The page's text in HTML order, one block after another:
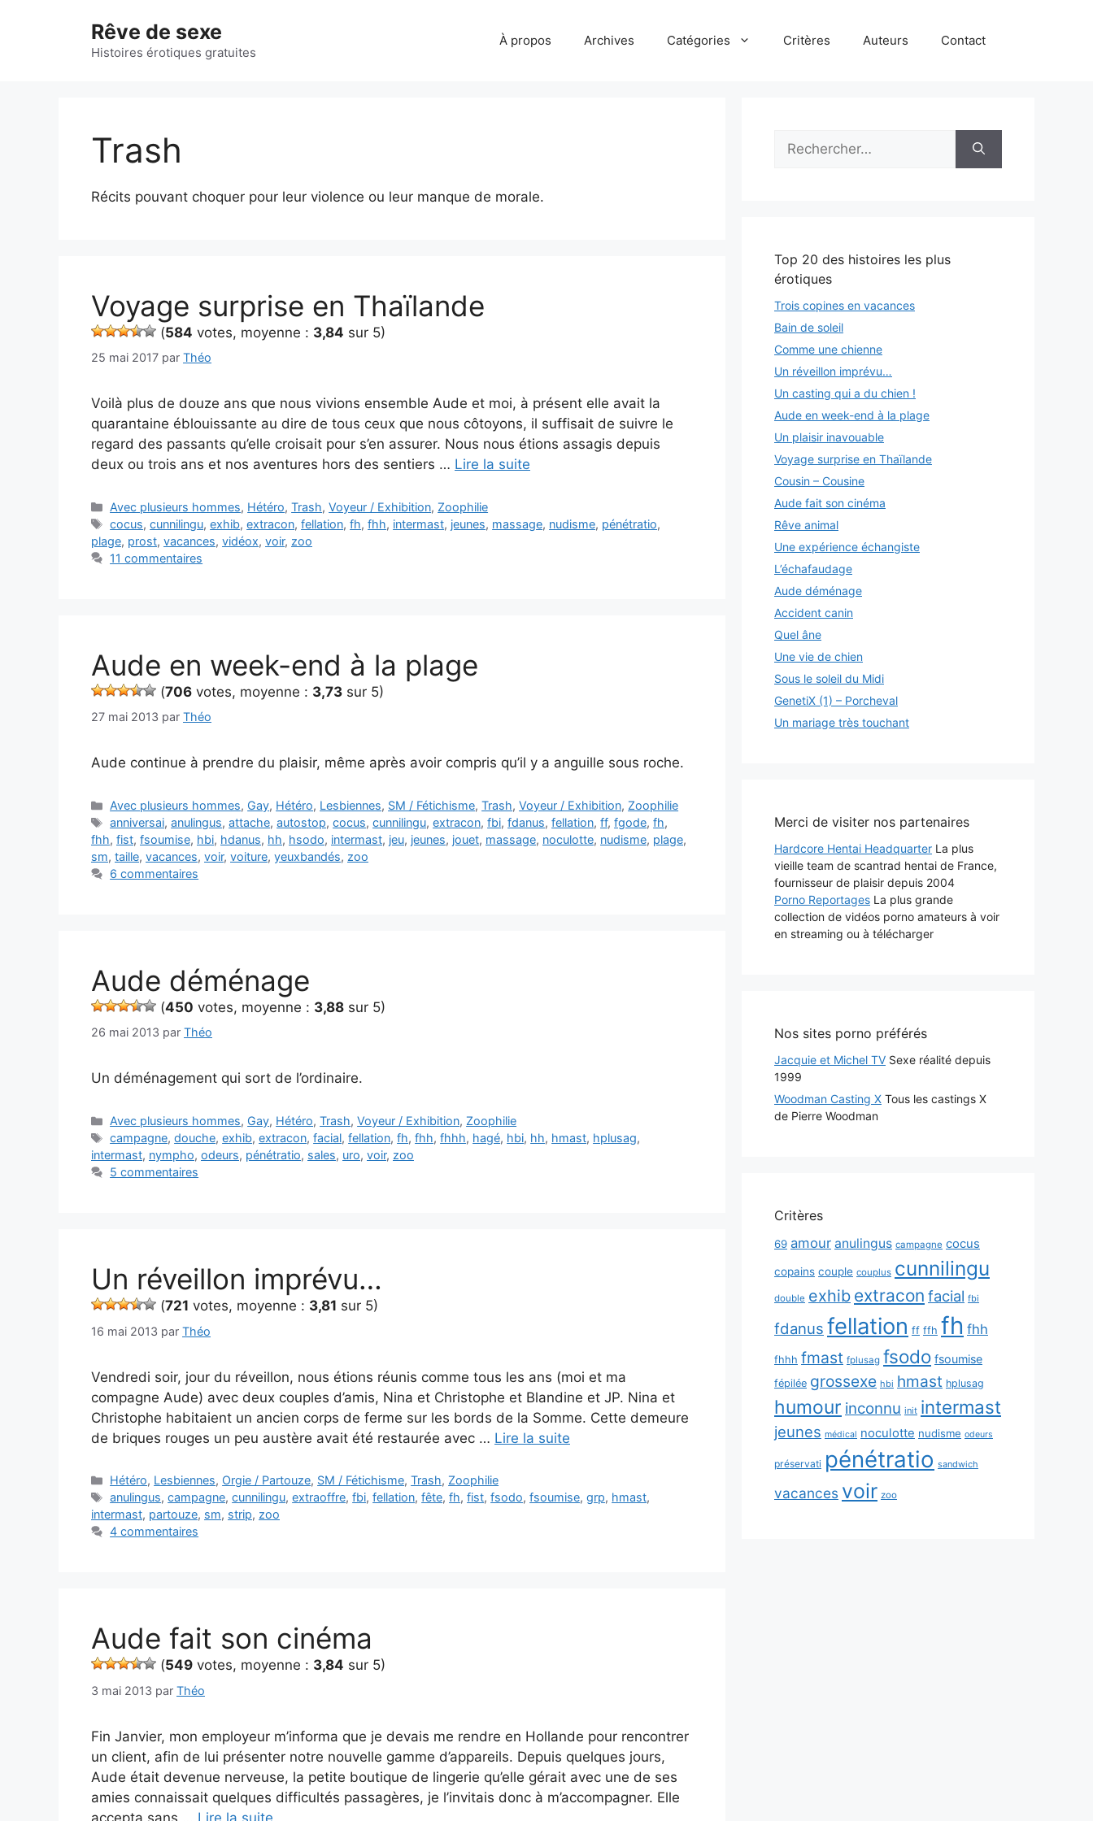
Rêve de sexe
Histoires érotiques gratuites
À propos Archives Catégories Critères Auteurs Contact
Trash
Récits pouvant choquer pour leur violence ou leur manque de morale.
Voyage surprise en Thaïlande
(584 votes, moyenne : 3,84 sur 5)
25 mai 2017 par Théo
Voilà plus de douze ans que nous vivions ensemble Aude et moi, à présent elle avait la
quarantaine éblouissante au dire de tous ceux que nous côtoyons, il suffisait de suivre le
regard des passants qu’elle croisait pour s’en assurer. Nous nous étions assagis depuis
deux ou trois ans et nos aventures hors des sentiers … Lire la suite
Catégories
Avec plusieurs hommes, Hétéro,Trash,Voyeur / Exhibition, Zoophilie
Étiquettes
cocus,cunnilingu,exhib,extracon,fellation,fh,fhh, intermast, jeunes, massage, nudisme, pénétratio,
plage, prost, vacances, vidéox, voir, zoo
11 commentaires
Aude en week-end à la plage
(706 votes, moyenne : 3,73 sur 5)
27 mai 2013 par Théo
Aude continue à prendre du plaisir, même après avoir compris qu’il y a anguille sous roche.
Catégories
Avec plusieurs hommes, Gay, Hétéro, Lesbiennes, SM / Fétichisme,Trash,Voyeur / Exhibition, Zoophilie
Étiquettes
anniversai,anulingus,attache,autostop,cocus,cunnilingu,extracon,fbi,fdanus,fellation,ff,fgode,fh,
fhh, fist, fsoumise, hbi, hdanus, hh, hsodo, intermast, jeu, jeunes, jouet, massage, noculotte, nudisme, plage,
sm, taille, vacances, voir, voiture, yeuxbandés, zoo
6 commentaires
Aude déménage
(450 votes, moyenne : 3,88 sur 5)
26 mai 2013 par Théo
Un déménagement qui sort de l’ordinaire.
Catégories
Avec plusieurs hommes, Gay, Hétéro,Trash,Voyeur / Exhibition, Zoophilie
Étiquettes
campagne,douche,exhib,extracon,facial,fellation,fh,fhh,fhhh, hagé, hbi, hh, hmast, hplusag,
intermast, nympho, odeurs, pénétratio, sales, uro, voir, zoo
5 commentaires
Un réveillon imprévu…
(721 votes, moyenne : 3,81 sur 5)
16 mai 2013 par Théo
Vendredi soir, jour du réveillon, nous étions réunis comme tous les ans (moi et ma
compagne Aude) avec deux couples d’amis, Nina et Christophe et Blandine et JP. Nina et
Christophe habitaient un ancien corps de ferme sur les bords de la Somme. Cette demeure
de briques rouges un peu austère avait été restaurée avec … Lire la suite
Catégories
Hétéro, Lesbiennes, Orgie / Partouze, SM / Fétichisme,Trash, Zoophilie
Étiquettes
anulingus,campagne,cunnilingu,extraoffre,fbi,fellation,fête,fh,fist,fsodo,fsoumise,grp, hmast,
intermast, partouze, sm, strip, zoo
4 commentaires
Aude fait son cinéma
(549 votes, moyenne : 3,84 sur 5)
3 mai 2013 par Théo
Fin Janvier, mon employeur m’informa que je devais me rendre en Hollande pour rencontrer
un client, afin de lui présenter notre nouvelle gamme d’appareils. Depuis quelques jours,
Aude était devenue nerveuse, la petite boutique de lingerie qu’elle gérait avec une de ses
amies connaissait quelques difficultés passagères, je l’invitais donc à m’accompagner. Elle
accepta sans … Lire la suite
Top 20 des histoires les plus
érotiques
Trois copines en vacances
Bain de soleil
Comme une chienne
Un réveillon imprévu…
Un casting qui a du chien !
Aude en week-end à la plage
Un plaisir inavouable
Voyage surprise en Thaïlande
Cousin – Cousine
Aude fait son cinéma
Rêve animal
Une expérience échangiste
L’échafaudage
Aude déménage
Accident canin
Quel âne
Une vie de chien
Sous le soleil du Midi
GenetiX (1) – Porcheval
Un mariage très touchant
Merci de visiter nos partenaires
Hardcore Hentai Headquarter La plus
vieille team de scantrad hentai de France,
fournisseur de plaisir depuis 2004
Porno Reportages La plus grande
collection de vidéos porno amateurs à voir
en streaming ou à télécharger
Nos sites porno préférés
Jacquie et Michel TV Sexe réalité depuis
1999
Woodman Casting X Tous les castings X
de Pierre Woodman
Critères
69 amour anulingus campagne cocus
copains couple couplus cunnilingu
double exhib extracon facial fbi
fdanus fellation ff ffh fh fhh
fhhh fmast fplusag fsodo fsoumise
fépilée grossexe hbi hmast hplusag
humour inconnu init intermast
jeunes médical noculotte nudisme odeurs
préservati pénétratio sandwich
vacances voir zoo